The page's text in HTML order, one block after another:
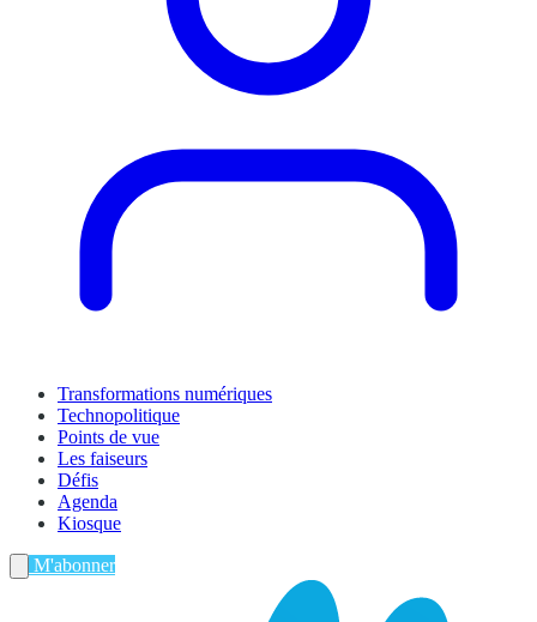
Transformations numériques
Technopolitique
Points de vue
Les faiseurs
Défis
Agenda
Kiosque
M'abonner